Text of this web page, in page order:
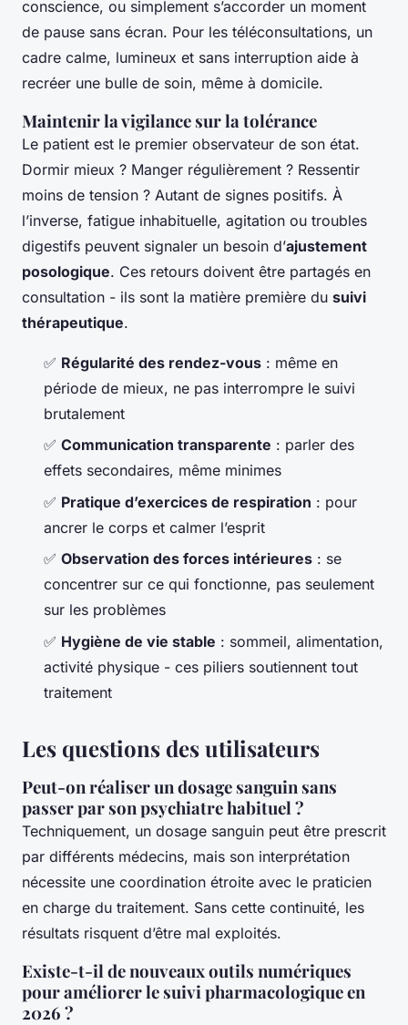
conscience, ou simplement s’accorder un moment
de pause sans écran. Pour les téléconsultations, un
cadre calme, lumineux et sans interruption aide à
recréer une bulle de soin, même à domicile.
Maintenir la vigilance sur la tolérance
Le patient est le premier observateur de son état.
Dormir mieux ? Manger régulièrement ? Ressentir
moins de tension ? Autant de signes positifs. À
l’inverse, fatigue inhabituelle, agitation ou troubles
digestifs peuvent signaler un besoin d’ajustement
posologique. Ces retours doivent être partagés en
consultation - ils sont la matière première du suivi
thérapeutique.
✅ Régularité des rendez-vous : même en
période de mieux, ne pas interrompre le suivi
brutalement
✅ Communication transparente : parler des
effets secondaires, même minimes
✅ Pratique d’exercices de respiration : pour
ancrer le corps et calmer l’esprit
✅ Observation des forces intérieures : se
concentrer sur ce qui fonctionne, pas seulement
sur les problèmes
✅ Hygiène de vie stable : sommeil, alimentation,
activité physique - ces piliers soutiennent tout
traitement
Les questions des utilisateurs
Peut-on réaliser un dosage sanguin sans
passer par son psychiatre habituel ?
Techniquement, un dosage sanguin peut être prescrit
par différents médecins, mais son interprétation
nécessite une coordination étroite avec le praticien
en charge du traitement. Sans cette continuité, les
résultats risquent d’être mal exploités.
Existe-t-il de nouveaux outils numériques
pour améliorer le suivi pharmacologique en
2026 ?